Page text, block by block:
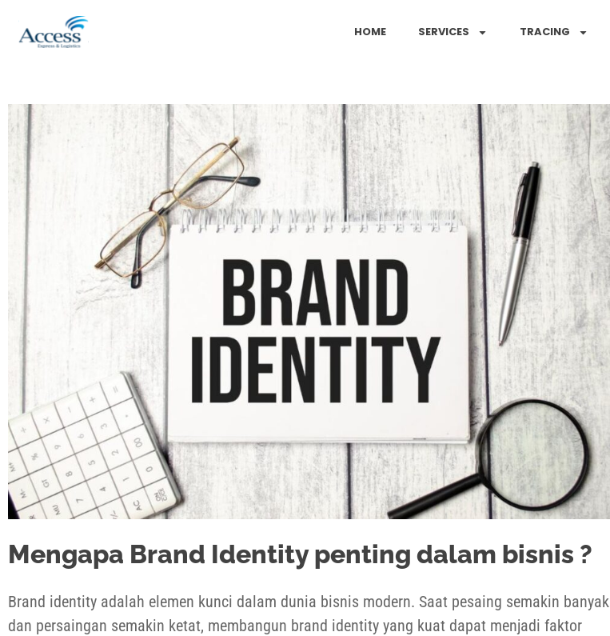
HOME SERVICES TRACING
Mengapa Brand Identity penting dalam bisnis ?
Brand identity adalah elemen kunci dalam dunia bisnis modern. Saat pesaing semakin banyak
dan persaingan semakin ketat, membangun brand identity yang kuat dapat menjadi faktor